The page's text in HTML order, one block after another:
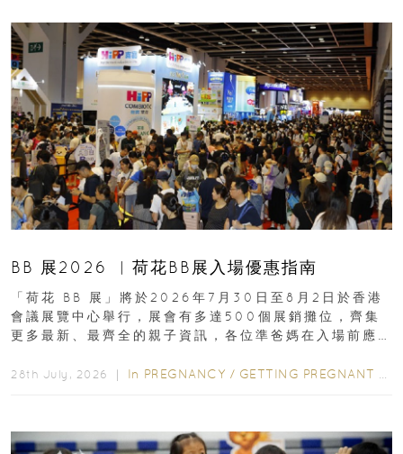
BB 展2026 ︳荷花BB展入場優惠指南
「荷花 BB 展」將於2026年7月30日至8月2日於香港
會議展覽中心舉行，展會有多達500個展銷攤位，齊集
更多最新、最齊全的親子資訊，各位準爸媽在入場前應
28th July, 2026 ｜ In PREGNANCY / GETTING PREGNANT